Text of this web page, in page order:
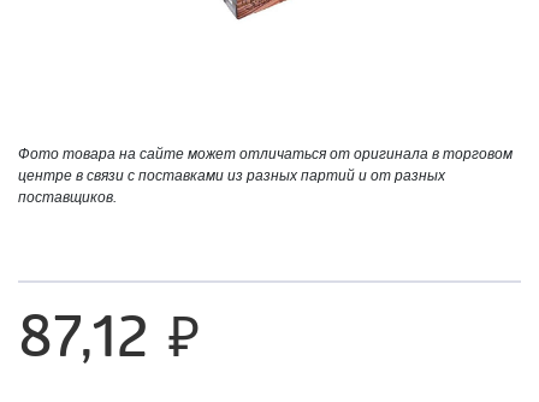
Фото товара на сайте может отличаться от оригинала в торговом
центре в связи с поставками из разных партий и от разных
поставщиков.
87,12